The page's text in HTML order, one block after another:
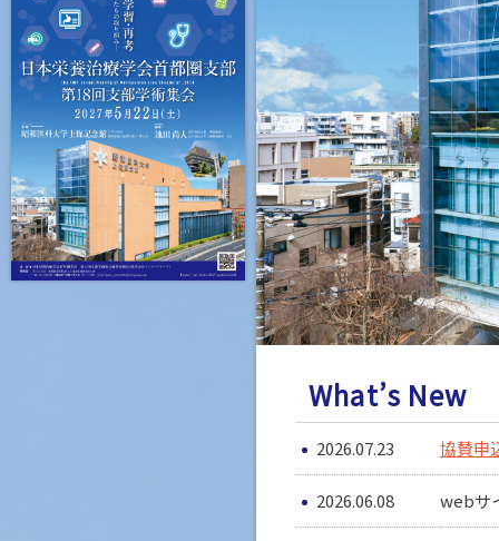
What’s New
2026.07.23 協賛申
2026.06.08 webサ